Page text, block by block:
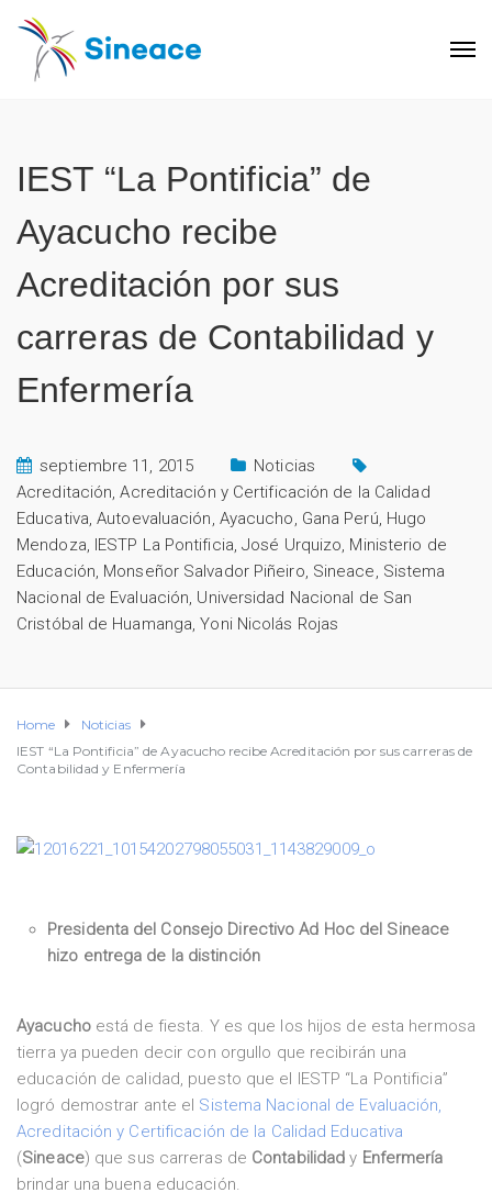
IEST “La Pontificia” de
Ayacucho recibe
Acreditación por sus
carreras de Contabilidad y
Enfermería
septiembre 11, 2015
Noticias
Acreditación,Acreditación y Certificación de la Calidad
Educativa,Autoevaluación, Ayacucho, Gana Perú, Hugo
Mendoza, IESTP La Pontificia,José Urquizo, Ministerio de
Educación, Monseñor Salvador Piñeiro, Sineace, Sistema
Nacional de Evaluación, Universidad Nacional de San
Cristóbal de Huamanga,Yoni Nicolás Rojas
Home
Noticias
IEST “La Pontificia” de Ayacucho recibe Acreditación por sus carreras de
Contabilidad y Enfermería
Presidenta del Consejo Directivo Ad Hoc del Sineace
hizo entrega de la distinción
Ayacuchoestá de fiesta. Y es que los hijos de esta hermosa
tierra ya pueden decir con orgullo que recibirán una
educación de calidad, puesto que el IESTP “La Pontificia”
logró demostrar ante el Sistema Nacional de Evaluación,
Acreditación y Certificación de la Calidad Educativa
(Sineace) que sus carreras de Contabilidady Enfermería
brindar una buena educación.